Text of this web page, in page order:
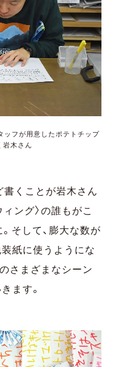
ッフが用意したポテトチップ
岩木さん
書くことが岩木さん
ング〉の誰もがこ
そして、膨大な数が
紙に使うようにな
のさまざまなシーン
ます。